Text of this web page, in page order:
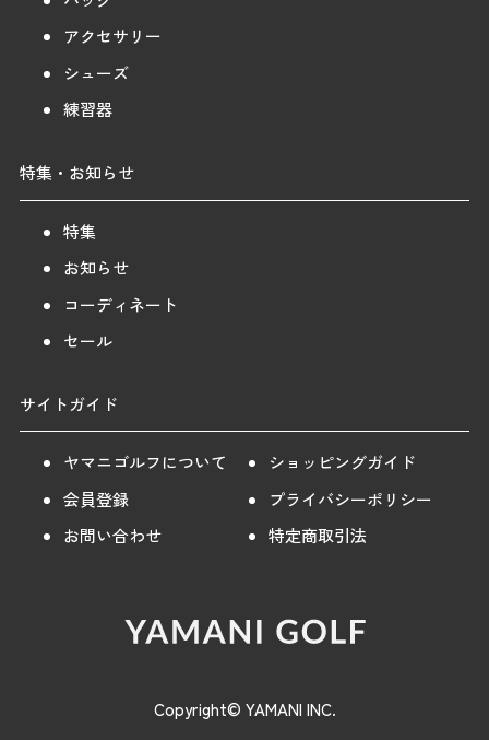
アクセサリー
シューズ
練習器
特集・お知らせ
特集
お知らせ
コーディネート
セール
サイトガイド
ヤマニゴルフについて
ショッピングガイド
会員登録
プライバシーポリシー
お問い合わせ
特定商取引法
Copyright© YAMANI INC.